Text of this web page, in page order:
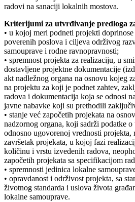
radovi na sanaciji lokalnih mostova.
Kriterijumi za utvrđivanje predloga
• u kojoj meri podneti projekti
poverenih poslova i ciljeva održivog
samouprave i rodne ravnopravnosti;
• spremnost projekta za realizaciju, u
dostavljene projektne dokumentacije
akt nadležnog organa na osnovu kojeg
na projektu za koji je podnet zahtev,
radova i dokumentacija koja se odnosi
javne nabavke koji su prethodili
• stanje već započetih projekata na
nadzornog organa, koji sadrži podatke
odnosno ugovorenoj vrednosti projekta,
završetak projekata, u kojoj fazi
količinu i vrstu izvedenih radova,
započetih projekata sa specifikacijom
• spremnosti jedinica lokalne
• opravdanost i održivost projekta, sa
životnog standarda i uslova života
lokalne samouprave.